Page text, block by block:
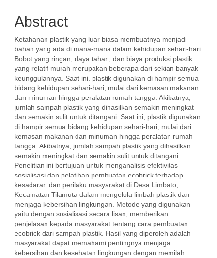
Abstract
Ketahanan plastik yang luar biasa membuatnya menjadi
bahan yang ada di mana-mana dalam kehidupan sehari-hari.
Bobot yang ringan, daya tahan, dan biaya produksi plastik
yang relatif murah merupakan beberapa dari sekian banyak
keunggulannya. Saat ini, plastik digunakan di hampir semua
bidang kehidupan sehari-hari, mulai dari kemasan makanan
dan minuman hingga peralatan rumah tangga. Akibatnya,
jumlah sampah plastik yang dihasilkan semakin meningkat
dan semakin sulit untuk ditangani. Saat ini, plastik digunakan
di hampir semua bidang kehidupan sehari-hari, mulai dari
kemasan makanan dan minuman hingga peralatan rumah
tangga. Akibatnya, jumlah sampah plastik yang dihasilkan
semakin meningkat dan semakin sulit untuk ditangani.
Penelitian ini bertujuan untuk menganalisis efektivitas
sosialisasi dan pelatihan pembuatan ecobrick terhadap
kesadaran dan perilaku masyarakat di Desa Limbato,
Kecamatan Tilamuta dalam mengelola limbah plastik dan
menjaga kebersihan lingkungan. Metode yang digunakan
yaitu dengan sosialisasi secara lisan, memberikan
penjelasan kepada masyarakat tentang cara pembuatan
ecobrick dari sampah plastik. Hasil yang diperoleh adalah
masyarakat dapat memahami pentingnya menjaga
kebersihan dan kesehatan lingkungan dengan memilah